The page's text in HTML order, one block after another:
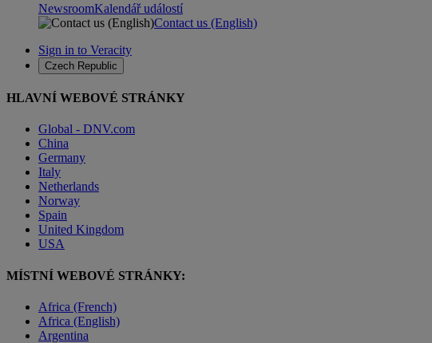
NewsroomKalendář událostí
Contact us (English)
Sign in to Veracity
Czech Republic
HLAVNÍ WEBOVÉ STRÁNKY
Global - DNV.com
China
Germany
Italy
Netherlands
Norway
Spain
United Kingdom
USA
MÍSTNÍ WEBOVÉ STRÁNKY:
Africa (French)
Africa (English)
Argentina